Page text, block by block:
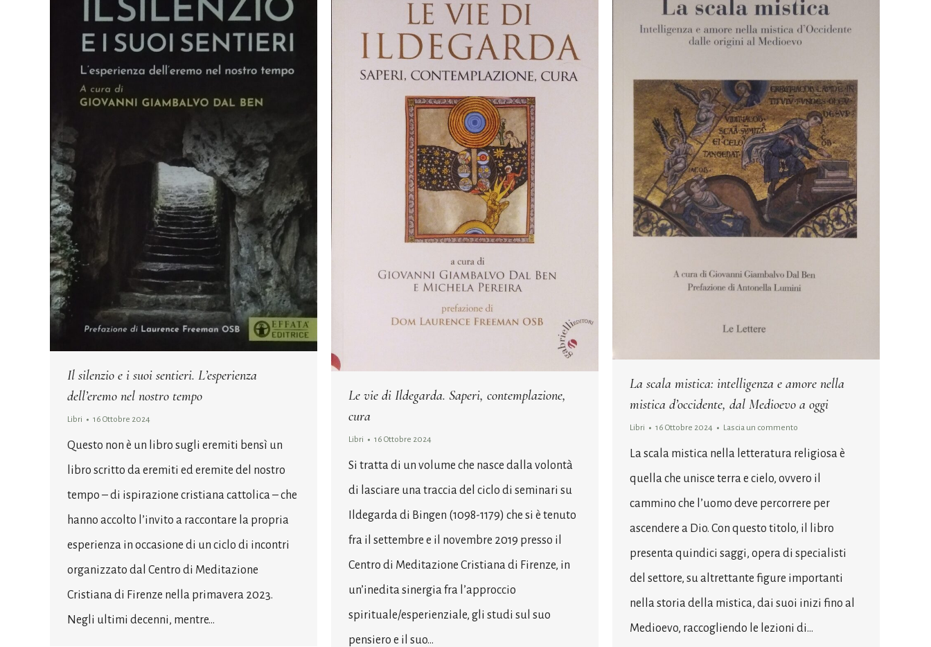
Il silenzio e i suoi sentieri. L’esperienza
dell’eremo nel nostro tempo
Libri 16 Ottobre 2024
Questo non è un libro sugli eremiti bensì un
libro scritto da eremiti ed eremite del nostro
tempo – di ispirazione cristiana cattolica – che
hanno accolto l’invito a raccontare la propria
esperienza in occasione di un ciclo di incontri
organizzato dal Centro di Meditazione
Cristiana di Firenze nella primavera 2023.
Negli ultimi decenni, mentre…
Le vie di Ildegarda. Saperi, contemplazione,
cura
Libri 16 Ottobre 2024
Si tratta di un volume che nasce dalla volontà
di lasciare una traccia del ciclo di seminari su
Ildegarda di Bingen (1098-1179) che si è tenuto
fra il settembre e il novembre 2019 presso il
Centro di Meditazione Cristiana di Firenze, in
un’inedita sinergia fra l’approccio
spirituale/esperienziale, gli studi sul suo
pensiero e il suo…
La scala mistica: intelligenza e amore nella
mistica d’occidente, dal Medioevo a oggi
Libri 16 Ottobre 2024 Lascia un commento
La scala mistica nella letteratura religiosa è
quella che unisce terra e cielo, ovvero il
cammino che l’uomo deve percorrere per
ascendere a Dio. Con questo titolo, il libro
presenta quindici saggi, opera di specialisti
del settore, su altrettante figure importanti
nella storia della mistica, dai suoi inizi fino al
Medioevo, raccogliendo le lezioni di…